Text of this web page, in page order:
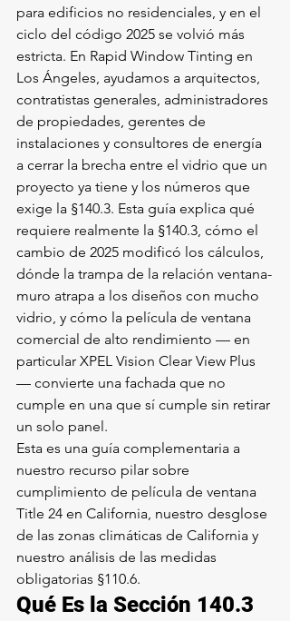
para edificios no residenciales, y en el
ciclo del código 2025 se volvió más
estricta. En Rapid Window Tinting en
Los Ángeles, ayudamos a arquitectos,
contratistas generales, administradores
de propiedades, gerentes de
instalaciones y consultores de energía
a cerrar la brecha entre el vidrio que un
proyecto ya tiene y los números que
exige la §140.3. Esta guía explica qué
requiere realmente la §140.3, cómo el
cambio de 2025 modificó los cálculos,
dónde la trampa de la relación ventana-
muro atrapa a los diseños con mucho
vidrio, y cómo la película de ventana
comercial de alto rendimiento — en
particular XPEL Vision Clear View Plus
— convierte una fachada que no
cumple en una que sí cumple sin retirar
un solo panel.
Esta es una guía complementaria a
nuestro recurso pilar sobre
cumplimiento de película de ventana
Title 24 en California, nuestro desglose
de las zonas climáticas de California y
nuestro análisis de las medidas
obligatorias §110.6.
Qué Es la Sección 140.3